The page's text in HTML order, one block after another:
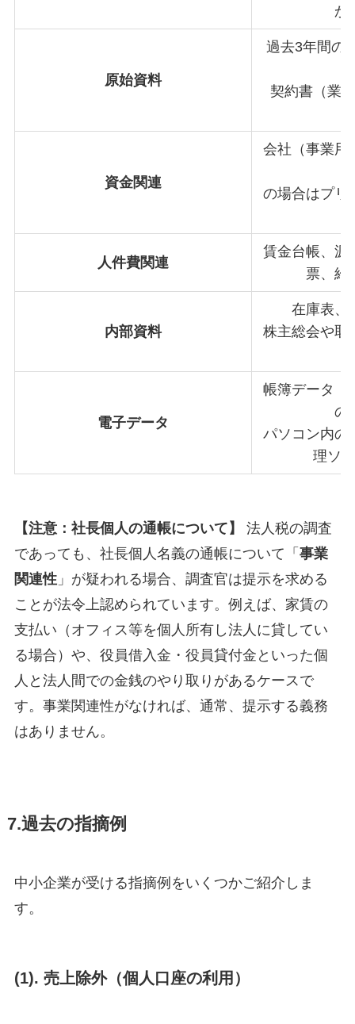
か
原始資料
過去3年間の
契約書（業
資金関連
会社（事業用
の場合はプリ
人件費関連
賃金台帳、源
票、給
内部資料
在庫表、
株主総会や取
電子データ
帳簿データ（
の
パソコン内の
理ソ
【注意：社長個人の通帳について】
法人税の調査
であっても、社長個人名義の通帳について「 事業
関連性」が疑われる場合、調査官は提示を求める
ことが法令上認められています。例えば、家賃の
支払い（オフィス等を個人所有し法人に貸してい
る場合）や、役員借入金・役員貸付金といった個
人と法人間での金銭のやり取りがあるケースで
す。事業関連性がなければ、通常、提示する義務
はありません。
7.過去の指摘例
中小企業が受ける指摘例をいくつかご紹介しま
す。
(1). 売上除外（個人口座の利用）